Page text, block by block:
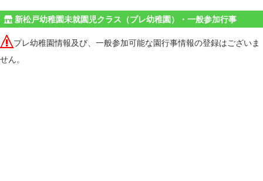
新松戸幼稚園未就園児クラス（プレ幼稚園）・一般参加行事
プレ幼稚園情報及び、一般参加可能な園行事情報の登録はございま
せん。